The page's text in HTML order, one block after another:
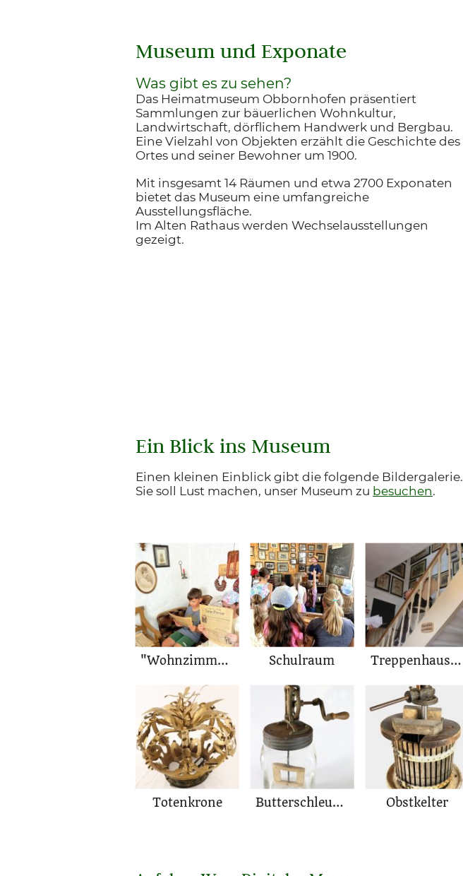
Museum und Exponate
Was gibt es zu sehen?
Das Heimatmuseum Obbornhofen präsentiert
Sammlungen zur bäuerlichen Wohnkultur,
Landwirtschaft, dörflichem Handwerk und Bergbau.
Eine Vielzahl von Objekten erzählt die Geschichte des
Ortes und seiner Bewohner um 1900.
Mit insgesamt 14 Räumen und etwa 2700 Exponaten
bietet das Museum eine umfangreiche
Ausstellungsfläche.
Im Alten Rathaus werden Wechselausstellungen
gezeigt.
Ein Blick ins Museum
Einen kleinen Einblick gibt die folgende Bildergalerie.
Sie soll Lust machen, unser Museum zu besuchen.
"Wohnzimmer": Ferienspiel-Kinder lesen Zeitung Schulraum Treppenhaus im Heimatmuseum
Totenkrone Butterschleuder Obstkelter